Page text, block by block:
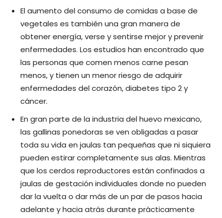
El aumento del consumo de comidas a base de
vegetales es también una gran manera de
obtener energía, verse y sentirse mejor y prevenir
enfermedades. Los estudios han encontrado que
las personas que comen menos carne pesan
menos, y tienen un menor riesgo de adquirir
enfermedades del corazón, diabetes tipo 2 y
cáncer.
En gran parte de la industria del huevo mexicano,
las gallinas ponedoras se ven obligadas a pasar
toda su vida en jaulas tan pequeñas que ni siquiera
pueden estirar completamente sus alas. Mientras
que los cerdos reproductores están confinados a
jaulas de gestación individuales donde no pueden
dar la vuelta o dar más de un par de pasos hacia
adelante y hacia atrás durante prácticamente